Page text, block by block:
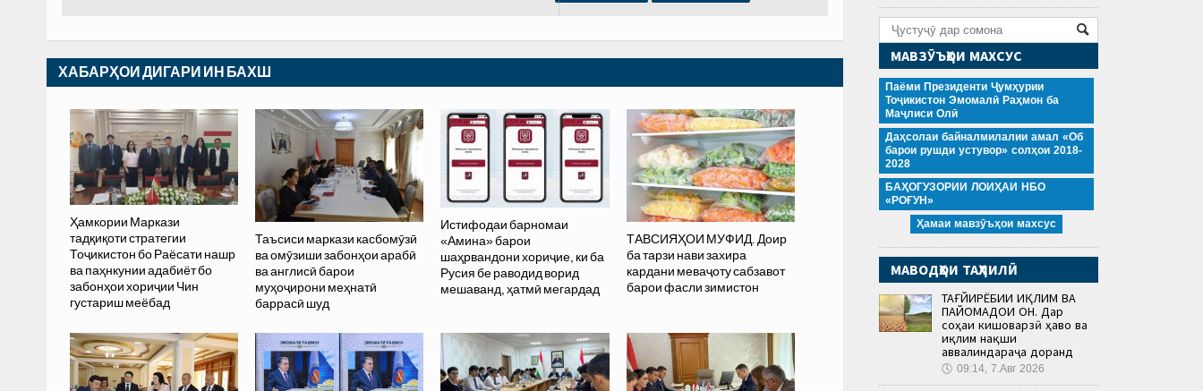
ХАБАРҲОИ ДИГАРИ ИН БАХШ
Ҳамкории Маркази
тадқиқоти стратегии
Тоҷикистон бо Раёсати нашр
ва паҳнкунии адабиёт бо
забонҳои хориҷии Чин
густариш меёбад
Таъсиси маркази касбомӯзӣ
ва омӯзиши забонҳои арабӣ
ва англисӣ барои
муҳоҷирони меҳнатӣ
баррасӣ шуд
Истифодаи барномаи
«Амина» барои
шаҳрвандони хориҷие, ки ба
Русия бе раводид ворид
мешаванд, ҳатмӣ мегардад
ТАВСИЯҲОИ МУФИД. Доир
ба тарзи нави захира
кардани меваҷоту сабзавот
барои фасли зимистон
МАВЗӮЪҲОИ МАХСУС
Паёми Президенти Ҷумҳурии
Тоҷикистон Эмомалӣ Раҳмон ба
Маҷлиси Олӣ
Даҳсолаи байналмилалии амал «Об
барои рушди устувор» солҳои 2018-
2028
БАҲОГУЗОРИИ ЛОИҲАИ НБО
«РОҒУН»
Ҳамаи мавзӯъҳои махсус
МАВОДҲОИ ТАҲЛИЛӢ
ТАҒЙИРЁБИИ ИҚЛИМ ВА
ПАЙОМАДҲОИ ОН. Дар
соҳаи кишоварзӣ ҳаво ва
иқлим нақши
аввалиндараҷа доранд
🕔 09:14, 7.Авг 2026